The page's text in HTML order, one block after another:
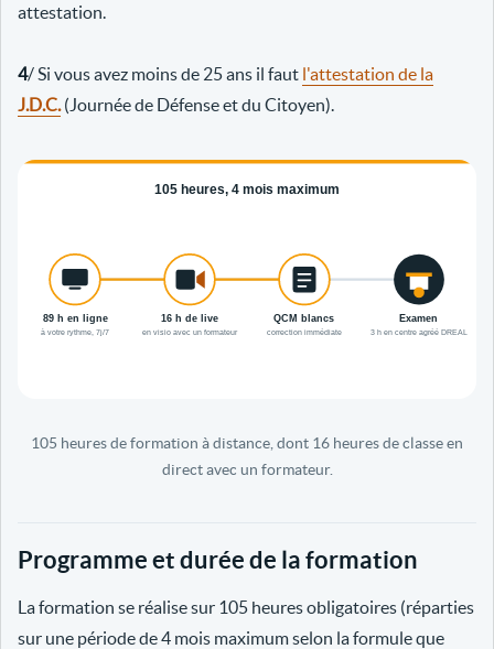
attestation.
4/ Si vous avez moins de 25 ans il faut l'attestation de la
J.D.C.(Journée de Défense et du Citoyen).
105 heures de formation à distance, dont 16 heures de classe en
direct avec un formateur.
Programme et durée de la formation
La formation se réalise sur 105 heures obligatoires (réparties
sur une période de 4 mois maximum selon la formule que